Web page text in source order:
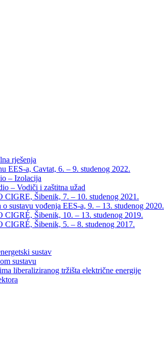
rješenja
EES-a, Cavtat, 6. – 9. studenog 2022.
– Izolacija
– Vodiči i zaštitna užad
CIGRE, Šibenik, 7. – 10. studenog 2021.
sustavu vođenja EES-a, 9. – 13. studenog 2020.
CIGRÉ, Šibenik, 10. – 13. studenog 2019.
CIGRÉ, Šibenik, 5. – 8. studenog 2017.
sustav
sustavu
liberaliziranog tržišta električne energije